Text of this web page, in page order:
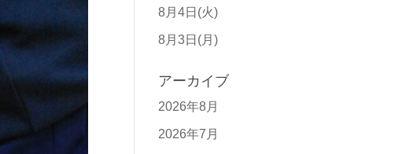
8月4日(火)
8月3日(月)
アーカイブ
2026年8月
2026年7月